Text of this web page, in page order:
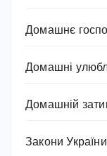
Домашнє
Домашні
Домашній
Закони України